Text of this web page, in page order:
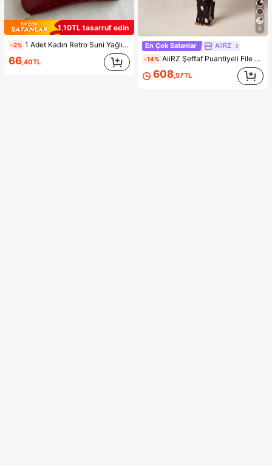
1,10TL tasarruf edin
-2% 1 Adet Kadın Retro Suni Yağlı Deri Omuz ve Çapraz Askılı Çanta, Randevular, Geziler, Partiler ve Ziyafetler İçin Uygun, Estetik
66 ,40TL
6
En Çok Satanlar AiiRZ
-14% AiiRZ Şeffaf Puantiyeli File Maxi Elbise, Uzun Çan Kol, Yuvarlak Yaka, Yer Boyu Üst Katmanlı Yazlık Plaj Üzerliği
608,57TL